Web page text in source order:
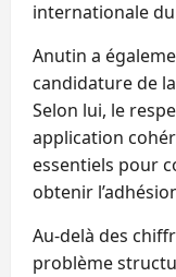
internationale du
Anutin a
candidature de
Selon lui, le
application
essentiels pour
obtenir
Au-delà des
problème